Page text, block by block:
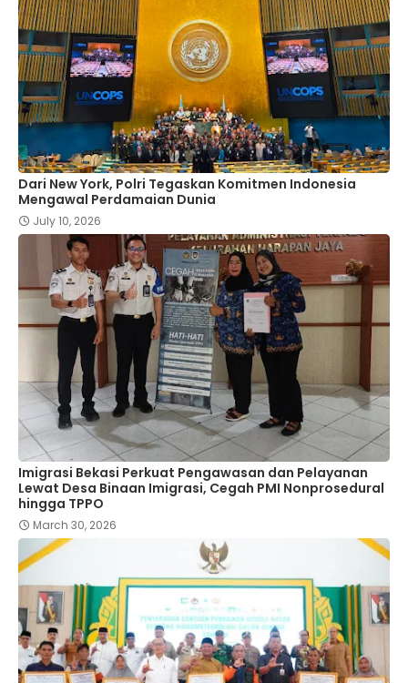
Dari New York, Polri Tegaskan Komitmen Indonesia
Mengawal Perdamaian Dunia
July 10, 2026
Imigrasi Bekasi Perkuat Pengawasan dan Pelayanan
Lewat Desa Binaan Imigrasi, Cegah PMI Nonprosedural
hingga TPPO
March 30, 2026